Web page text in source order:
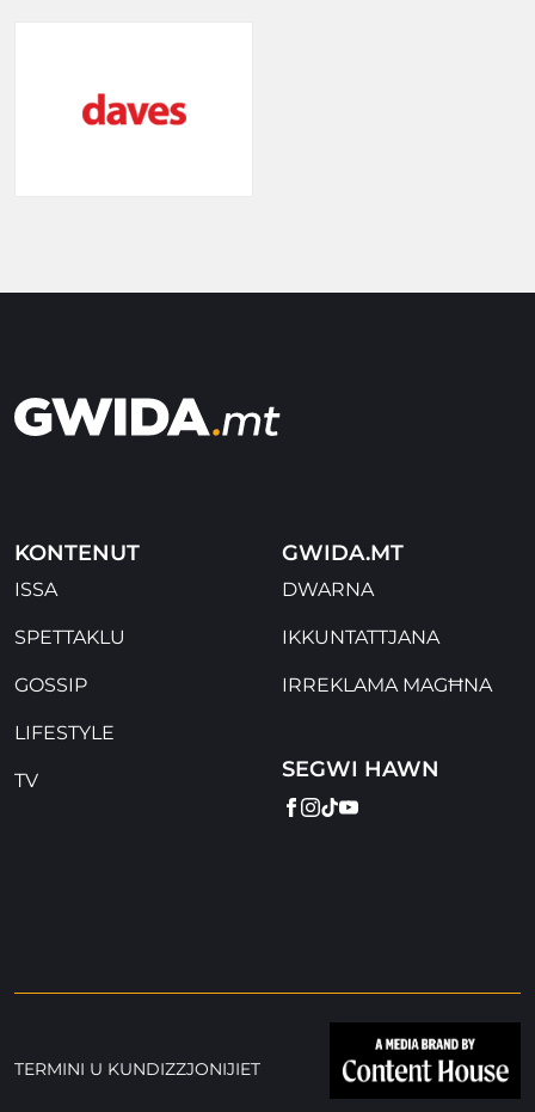
KONTENUT
ISSA
SPETTAKLU
GOSSIP
LIFESTYLE
TV
GWIDA.MT
DWARNA
IKKUNTATTJANA
IRREKLAMA MAGĦNA
SEGWI HAWN
FACEBOOK
INSTAGRAM
TIKTOK
YOUTUBE
TERMINI U KUNDIZZJONIJIET